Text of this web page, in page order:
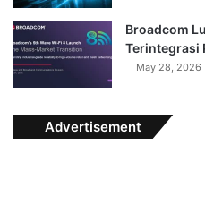
Broadcom
Terintegrasi
May 28, 2026
Advertisement